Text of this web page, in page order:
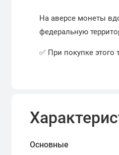
На аверсе монеты
федеральную
✅ При покупке
Основные